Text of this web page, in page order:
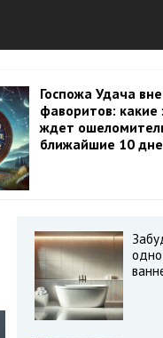
Госпожа Удача
фаворитов: какие
ждет
ближайшие 10